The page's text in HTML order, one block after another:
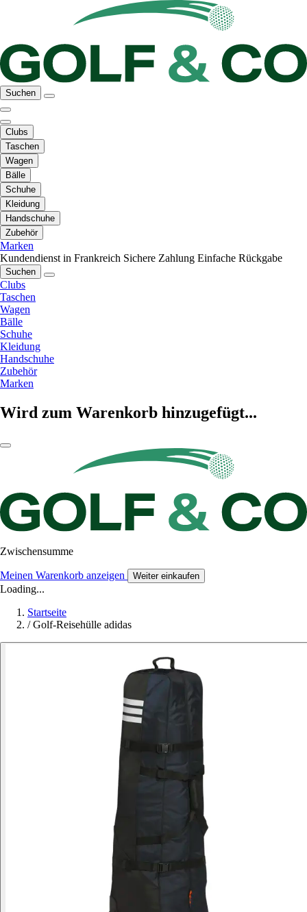
Suchen
Clubs
Taschen
Wagen
Bälle
Schuhe
Kleidung
Handschuhe
Zubehör
Marken
Kundendienst in Frankreich Sichere Zahlung Einfache Rückgabe
Suchen
Clubs
Taschen
Wagen
Bälle
Schuhe
Kleidung
Handschuhe
Zubehör
Marken
Wird zum Warenkorb hinzugefügt...
Zwischensumme
Meinen Warenkorb anzeigen Weiter einkaufen
Loading...
Startseite
/ Golf-Reisehülle adidas